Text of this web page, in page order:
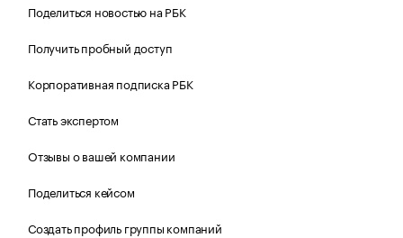
Поделиться новостью на РБК
Получить пробный доступ
Корпоративная подписка РБК
Стать экспертом
Отзывы о вашей компании
Поделиться кейсом
Создать профиль группы компаний